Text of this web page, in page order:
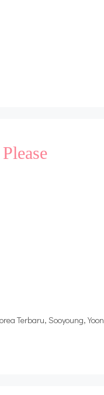
Terbaru, Sooyoung, Yoon